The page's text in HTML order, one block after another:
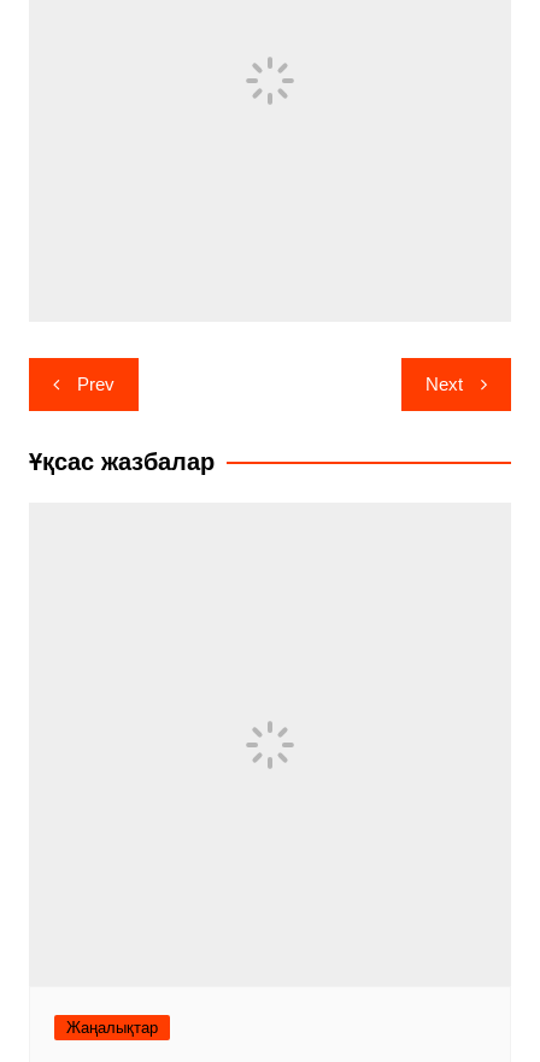
Навигация
по
записям
Prev Next
Ұқсас жазбалар
Жаңалықтар